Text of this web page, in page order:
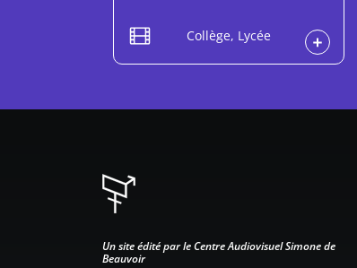
Collège, Lycée
Un site édité par le Centre Audiovisuel Simone de
Beauvoir